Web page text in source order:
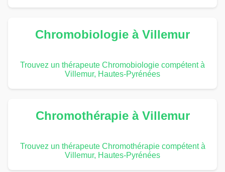
Chromobiologie à Villemur
Trouvez un thérapeute Chromobiologie compétent à
Villemur, Hautes-Pyrénées
Chromothérapie à Villemur
Trouvez un thérapeute Chromothérapie compétent à
Villemur, Hautes-Pyrénées